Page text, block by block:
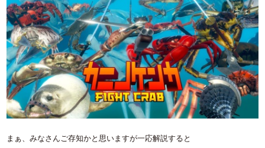
まぁ、みなさんご存知かと思いますが一応解説すると